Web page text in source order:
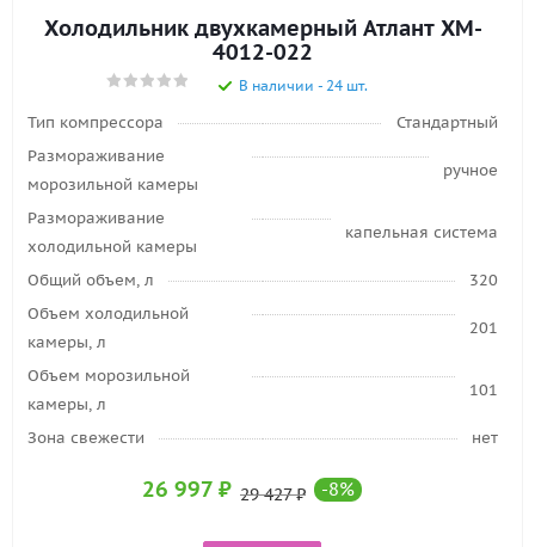
Холодильник двухкамерный Атлант XM-
4012-022
В наличии - 24 шт.
Тип компрессора
Стандартный
Размораживание
морозильной камеры
ручное
Размораживание
холодильной камеры
капельная система
Общий объем, л
320
Объем холодильной
камеры, л
201
Объем морозильной
камеры, л
101
Зона свежести нет
26 997 ₽ 29 427₽ -8%